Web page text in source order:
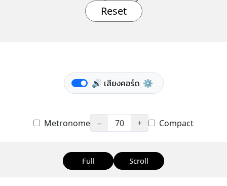
Reset
🔊 เสียงคอร์ด ⚙️
Metronome − 70 + Compact
Full Scroll